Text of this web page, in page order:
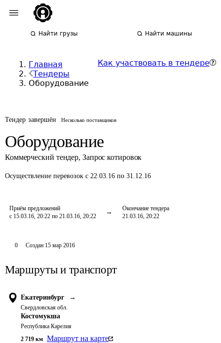
Найти грузы Найти машины
Главная
Тендеры
Оборудование
Как участвовать в тендере
Тендер завершён Несколько поставщиков
Оборудование
Коммерческий тендер, Запрос котировок
Осуществление перевозок с 22.03.16 по 31.12.16
Приём предложений
с 15.03.16, 20:22 по 21.03.16, 20:22
Окончание тендера
21.03.16, 20:22
0 Создан 15 мар 2016
Маршруты и транспорт
Екатеринбург →
Свердловская обл.
Костомукша
Республика Карелия
2 719 км Маршрут на карте